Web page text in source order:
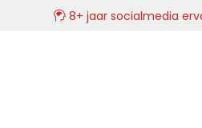
8+ jaar socialmedia